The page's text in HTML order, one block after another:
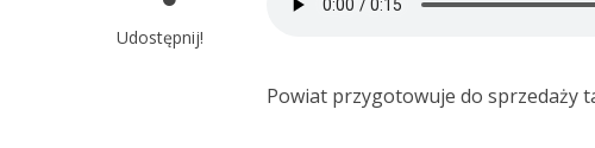
Udostępnij!
Powiat przygotowuje do sprzedaży